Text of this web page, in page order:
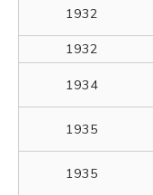
1932
1932
1934
1935
1935